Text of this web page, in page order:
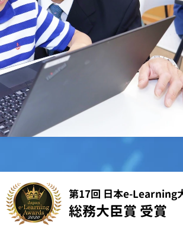
第17回 日本e-Learning
総務大臣賞 受賞